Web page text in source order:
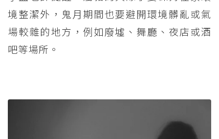
境整潔外，鬼月期間也要避開環境髒亂或氣
場較雜的地方，例如廢墟、舞廳、夜店或酒
吧等場所。